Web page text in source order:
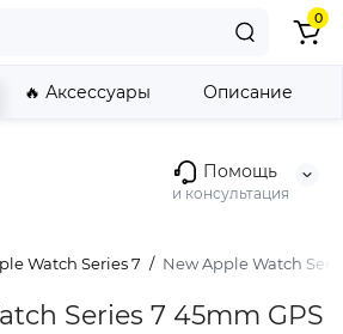
Помощь
и консультация
0
Watch Series 7 New Apple Watch
Series 7 45mm GPS
🔥 Аксессуары Описание